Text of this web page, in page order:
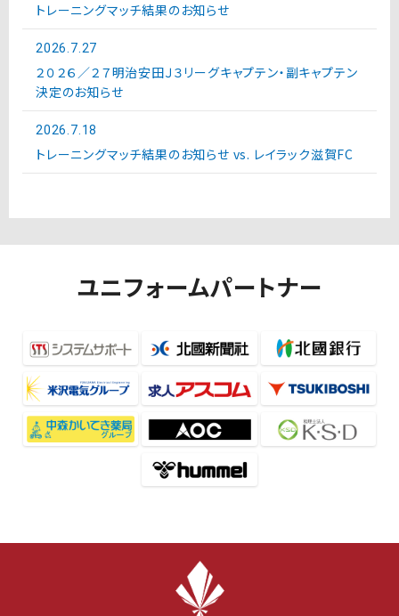
トレーニングマッチ結果のお知らせ
2026.7.27
２０２６／２７明治安田Ｊ３リーグキャプテン・副キャプテン
決定のお知らせ
2026.7.18
トレーニングマッチ結果のお知らせ vs. レイラック滋賀FC
ユニフォームパートナー